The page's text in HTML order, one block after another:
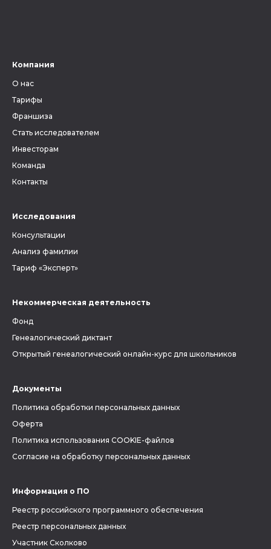
Компания
О нас
Тарифы
Франшиза
Стать исследователем
Инвесторам
Команда
Контакты
Исследования
Консультации
Анализ фамилии
Тариф «Эксперт»
Некоммерческая деятельность
Фонд
Генеалогический диктант
Открытый генеалогический онлайн-курс для школьников
Документы
Политика обработки персональных данных
Оферта
Политика использования COOKIE-файлов
Согласие на обработку персональных данных
Информация о ПО
Реестр российского программного обеспечения
Реестр персональных данных
Участник Сколково